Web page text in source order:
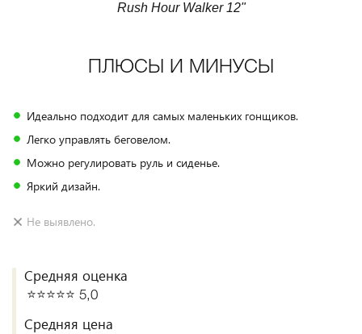
Rush Hour Walker 12"
ПЛЮСЫ И МИНУСЫ
Идеально подходит для самых маленьких гонщиков.
Легко управлять беговелом.
Можно регулировать руль и сиденье.
Яркий дизайн.
Не выявлено.
Средняя оценка
⭐️⭐️⭐️⭐️⭐️ 5,0
Средняя цена